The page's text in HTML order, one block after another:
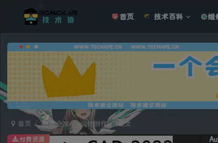
首页 技术百科 维
广告
首页 资源分享 设计创作
正文
付费资源